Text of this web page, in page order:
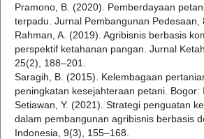
Pramono, B. (2020). Pemberdayaan
terpadu. Jurnal Pembangunan Pedesaan,
Rahman, A. (2019). Agribisnis berbasis
perspektif ketahanan pangan. Jurnal
25(2), 188–201.
Saragih, B. (2015). Kelembagaan
peningkatan kesejahteraan petani. Bogor:
Setiawan, Y. (2021). Strategi penguatan
dalam pembangunan agribisnis berbasis
Indonesia, 9(3), 155–168.